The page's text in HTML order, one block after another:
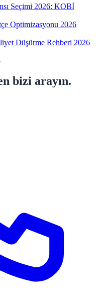
Seçimi 2026: KOBİ
Optimizasyonu 2026
Düşürme Rehberi 2026
bizi arayın.